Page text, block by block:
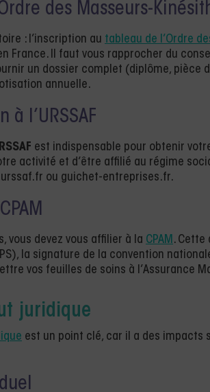
des Masseurs-
: l’inscription au tableau de l’Ordre
France. Il faut vous rapprocher du
un dossier complet (diplôme, pièce
annuelle.
l’URSSAF
est indispensable pour obtenir
activité et d’être affilié au régime
ou guichet-entreprises.fr.
vous devez vous affilier à la CPAM. Cette
la signature de la convention
vos feuilles de soins à l’Assurance
juridique
est un point clé, car il a des